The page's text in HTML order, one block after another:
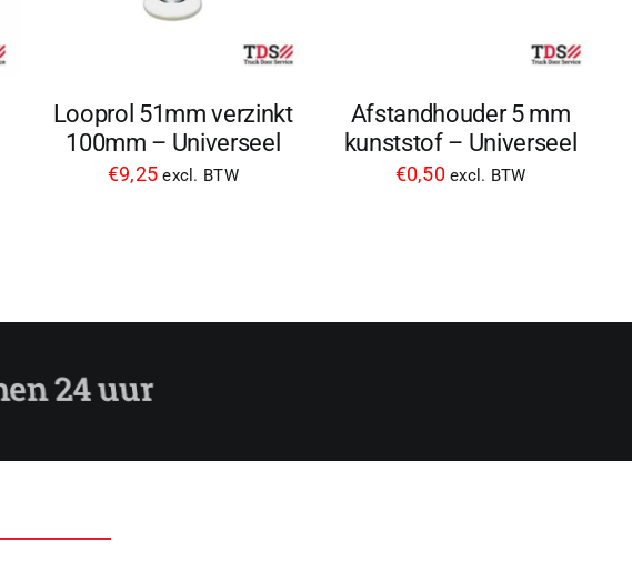
Looprol 51mm verzinkt
100mm – Universeel
€9,25 excl. BTW
Afstandhouder 5 mm
kunststof – Universeel
€0,50 excl. BTW